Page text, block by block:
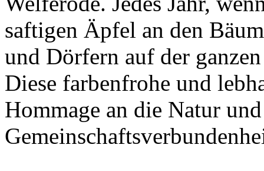
saftigen Äpfel an den
und Dörfern auf der
Diese farbenfrohe und
Hommage an die Natur